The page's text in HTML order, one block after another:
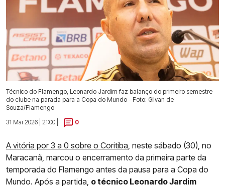
Técnico do Flamengo, Leonardo Jardim faz balanço do primeiro semestre
do clube na parada para a Copa do Mundo - Foto: Gilvan de
Souza/Flamengo
31 Mai 2026 | 21:00 |
0
A vitória por 3 a 0 sobre o Coritiba , neste sábado (30), no
Maracanã, marcou o encerramento da primeira parte da
temporada do Flamengo antes da pausa para a Copa do
Mundo. Após a partida, o técnico Leonardo Jardim